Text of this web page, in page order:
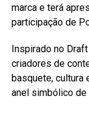
marca e terá
participação de
Inspirado no
criadores de
basquete, cultura
anel simbólico de